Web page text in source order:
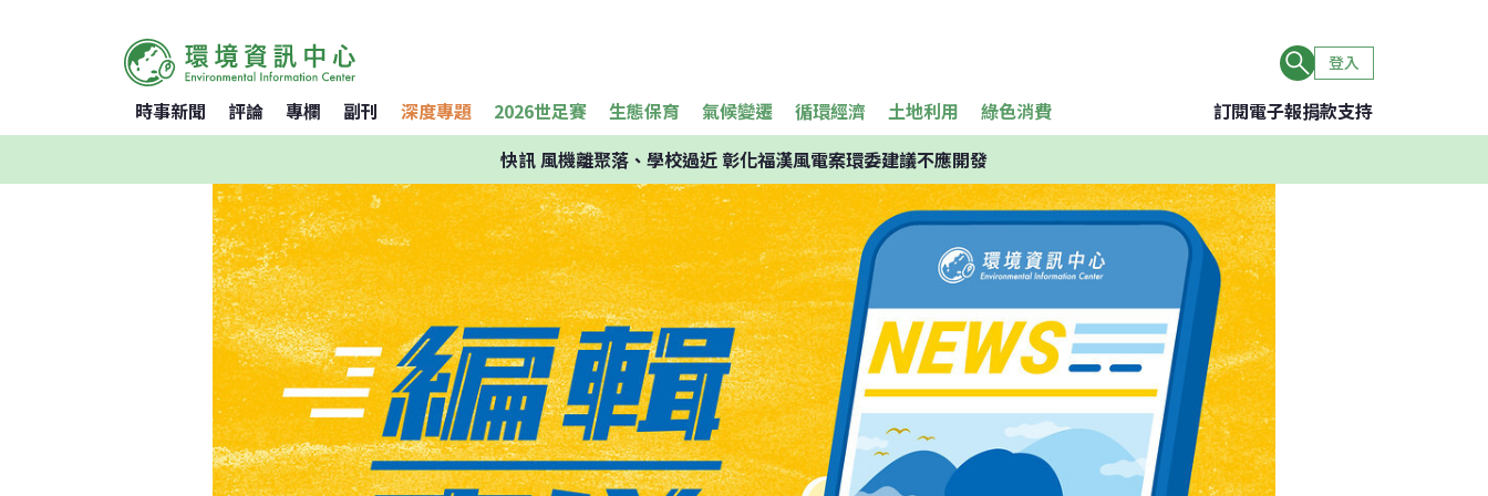
登入
時事新聞 評論 專欄 副刊 深度專題 2026世足賽 生態保育 氣候變遷 循環經濟 土地利用 綠色消費 訂閱電子報捐款支持
快訊風機離聚落、學校過近 彰化福漢風電案環委建議不應開發